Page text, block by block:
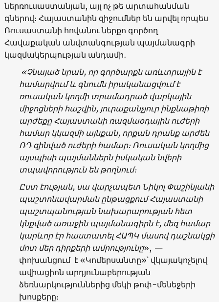
ներռուսաստանյան, այլ ոչ թե արտահանման
գներով։ Հայաստանին զիջումներ են արվել որպես
Ռուսաստանի հովանու ներքո գործող
Հավաքական անվտանգության պայմանագրի
կազմակերպության անդամի․
«Չնայած նրան, որ գործարքն առևտրային է
համարվում և գնումն իրականացվում է
ռուսական կողմի տրամադրած վարկային
միջոցների հաշվին, յուրաքանչյուր ինքնաթիռի
արժեքը Հայաստանի ռազմաօդային ուժերի
համար կկազմի այնքան, որքան դրանք արժեն
ՌԴ զինված ուժերի համար։ Ռուսական կողմից
այսպիսի պայմաններն իսկական նվերի
տպավորություն են թողնում։
Ըստ էության, սա վարչապետ Նիկոլ Փաշինյանի
պաշտոնավարման ընթացքում Հայաստանի
պաշտպանության նախարարության հետ
կնքված առաջին պայմանագիրն է, մեզ համար
կարևոր էր հաստատել ՀԱՊԿ մասով դաշնակցի
մոտ մեր դիրքերի ամրությունը», —
փոխանցում է «Կոմերսանտը»՝ վկայակոչելով
ավիացիոն արդյունաբերության
ձեռնարկություններից մեկի թոփ-մենեջերի
խոսքերը։